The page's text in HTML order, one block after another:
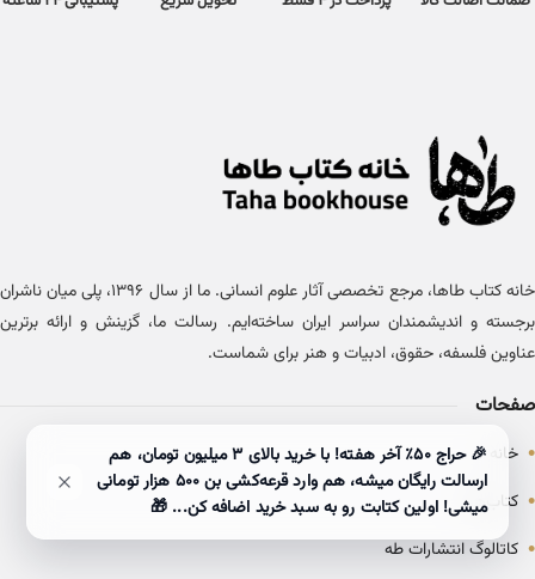
خانه کتاب طاها، مرجع تخصصی آثار علوم انسانی. ما از سال ۱۳۹۶، پلی میان ناشران
برجسته و اندیشمندان سراسر ایران ساخته‌ایم. رسالت ما، گزینش و ارائه برترین
عناوین فلسفه، حقوق، ادبیات و هنر برای شماست.
صفحات
• خانه
• کتاب‌ها
• کاتالوگ انتشارات طه
🎉 حراج ۵۰٪ آخر هفته! با خرید بالای 3 میلیون تومان، هم
ارسالت رایگان میشه، هم وارد قرعه‌کشی بن ۵۰۰ هزار تومانی
میشی! اولین کتابت رو به سبد خرید اضافه کن... 🎁